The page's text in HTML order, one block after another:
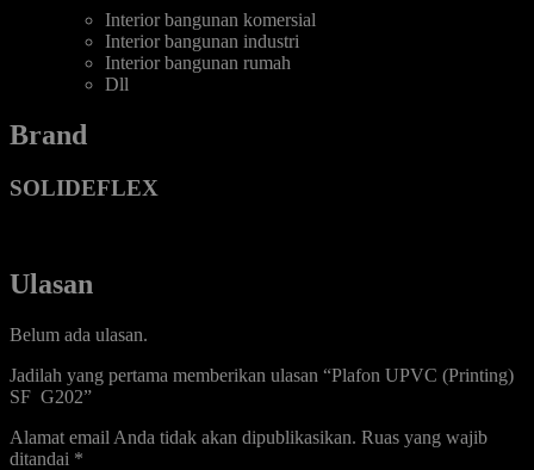
Interior bangunan komersial
Interior bangunan industri
Interior bangunan rumah
Dll
Brand
SOLIDEFLEX
Ulasan
Belum ada ulasan.
Jadilah yang pertama memberikan ulasan “Plafon UPVC (Printing)
SF G202”
Alamat email Anda tidak akan dipublikasikan. Ruas yang wajib
ditandai *